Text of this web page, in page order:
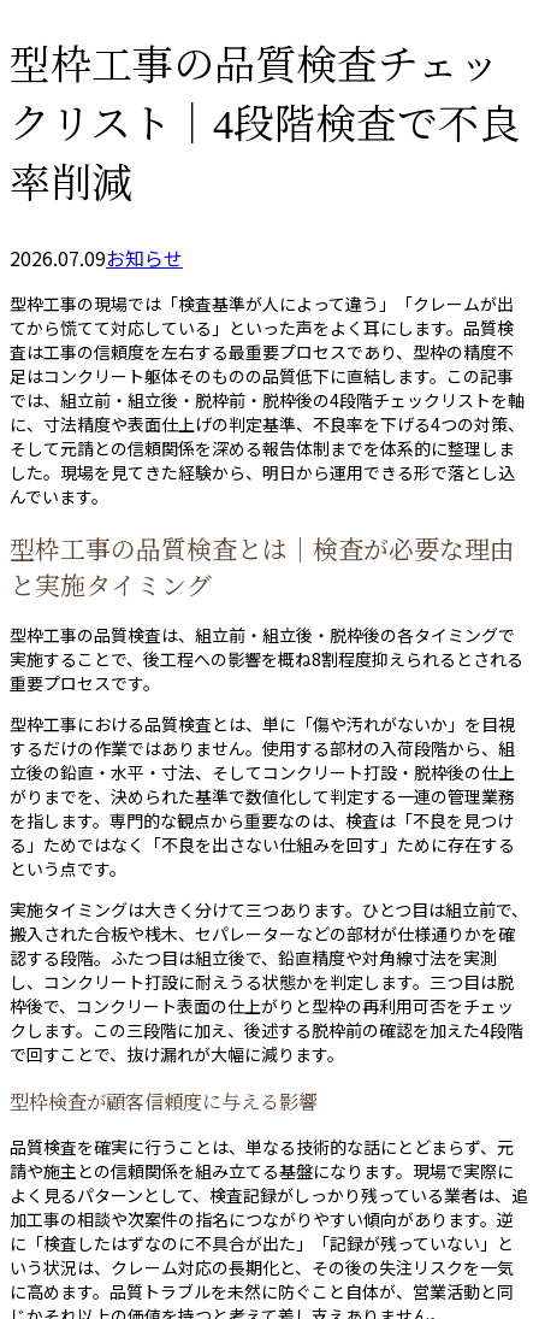
型枠工事の品質検査チェッ
クリスト｜4段階検査で不良
率削減
2026.07.09お知らせ
型枠工事の現場では「検査基準が人によって違う」「クレームが出
てから慌てて対応している」といった声をよく耳にします。品質検
査は工事の信頼度を左右する最重要プロセスであり、型枠の精度不
足はコンクリート躯体そのものの品質低下に直結します。この記事
では、組立前・組立後・脱枠前・脱枠後の4段階チェックリストを軸
に、寸法精度や表面仕上げの判定基準、不良率を下げる4つの対策、
そして元請との信頼関係を深める報告体制までを体系的に整理しま
した。現場を見てきた経験から、明日から運用できる形で落とし込
んでいます。
型枠工事の品質検査とは｜検査が必要な理由
と実施タイミング
型枠工事の品質検査は、組立前・組立後・脱枠後の各タイミングで
実施することで、後工程への影響を概ね8割程度抑えられるとされる
重要プロセスです。
型枠工事における品質検査とは、単に「傷や汚れがないか」を目視
するだけの作業ではありません。使用する部材の入荷段階から、組
立後の鉛直・水平・寸法、そしてコンクリート打設・脱枠後の仕上
がりまでを、決められた基準で数値化して判定する一連の管理業務
を指します。専門的な観点から重要なのは、検査は「不良を見つけ
る」ためではなく「不良を出さない仕組みを回す」ために存在する
という点です。
実施タイミングは大きく分けて三つあります。ひとつ目は組立前で、
搬入された合板や桟木、セパレーターなどの部材が仕様通りかを確
認する段階。ふたつ目は組立後で、鉛直精度や対角線寸法を実測
し、コンクリート打設に耐えうる状態かを判定します。三つ目は脱
枠後で、コンクリート表面の仕上がりと型枠の再利用可否をチェッ
クします。この三段階に加え、後述する脱枠前の確認を加えた4段階
で回すことで、抜け漏れが大幅に減ります。
型枠検査が顧客信頼度に与える影響
品質検査を確実に行うことは、単なる技術的な話にとどまらず、元
請や施主との信頼関係を組み立てる基盤になります。現場で実際に
よく見るパターンとして、検査記録がしっかり残っている業者は、追
加工事の相談や次案件の指名につながりやすい傾向があります。逆
に「検査したはずなのに不具合が出た」「記録が残っていない」と
いう状況は、クレーム対応の長期化と、その後の失注リスクを一気
に高めます。品質トラブルを未然に防ぐこと自体が、営業活動と同